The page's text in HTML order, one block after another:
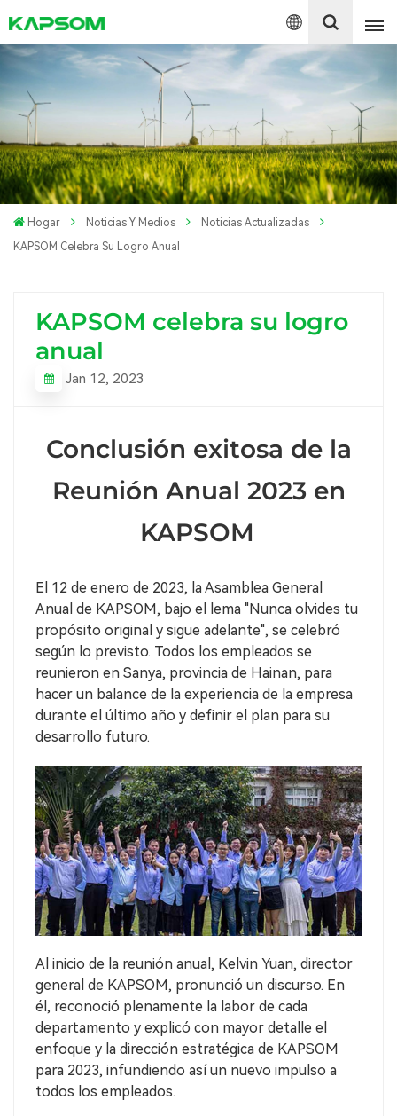
English
Español
Polski
Hogar Noticias Y Medios
Noticias Actualizadas
KAPSOM Celebra Su Logro Anual
KAPSOM celebra su logro
anual
Jan 12, 2023
Conclusión exitosa de la
Reunión Anual 2023 en
KAPSOM
El 12 de enero de 2023, la Asamblea General
Anual de KAPSOM, bajo el lema "Nunca olvides tu
propósito original y sigue adelante", se celebró
según lo previsto. Todos los empleados se
reunieron en Sanya, provincia de Hainan, para
hacer un balance de la experiencia de la empresa
durante el último año y definir el plan para su
desarrollo futuro.
Al inicio de la reunión anual, Kelvin Yuan, director
general de KAPSOM, pronunció un discurso. En
él, reconoció plenamente la labor de cada
departamento y explicó con mayor detalle el
enfoque y la dirección estratégica de KAPSOM
para 2023, infundiendo así un nuevo impulso a
todos los empleados.